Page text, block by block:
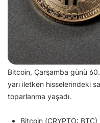
Bitcoin, Çarşamba günü
yarı iletken hisselerindeki
toparlanma yaşadı.
Bitcoin (CRYPTO: